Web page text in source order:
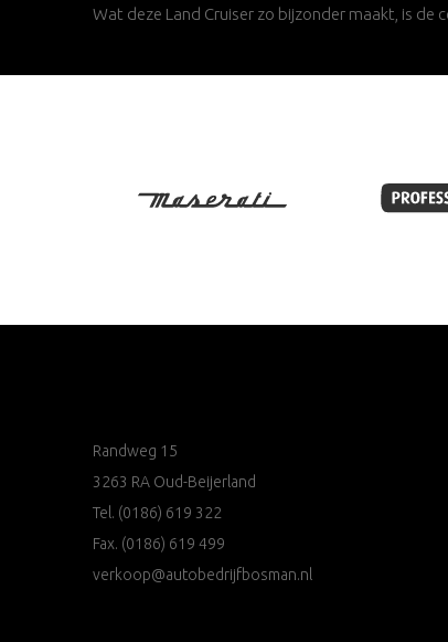
Wat deze Land Cruiser zo bijzonder maakt, is
Randweg 15
3263 RA Oud-Beijerland
Tel. (0186) 619 322
Fax. (0186) 619 499
verkoop@autobedrijfbosman.nl